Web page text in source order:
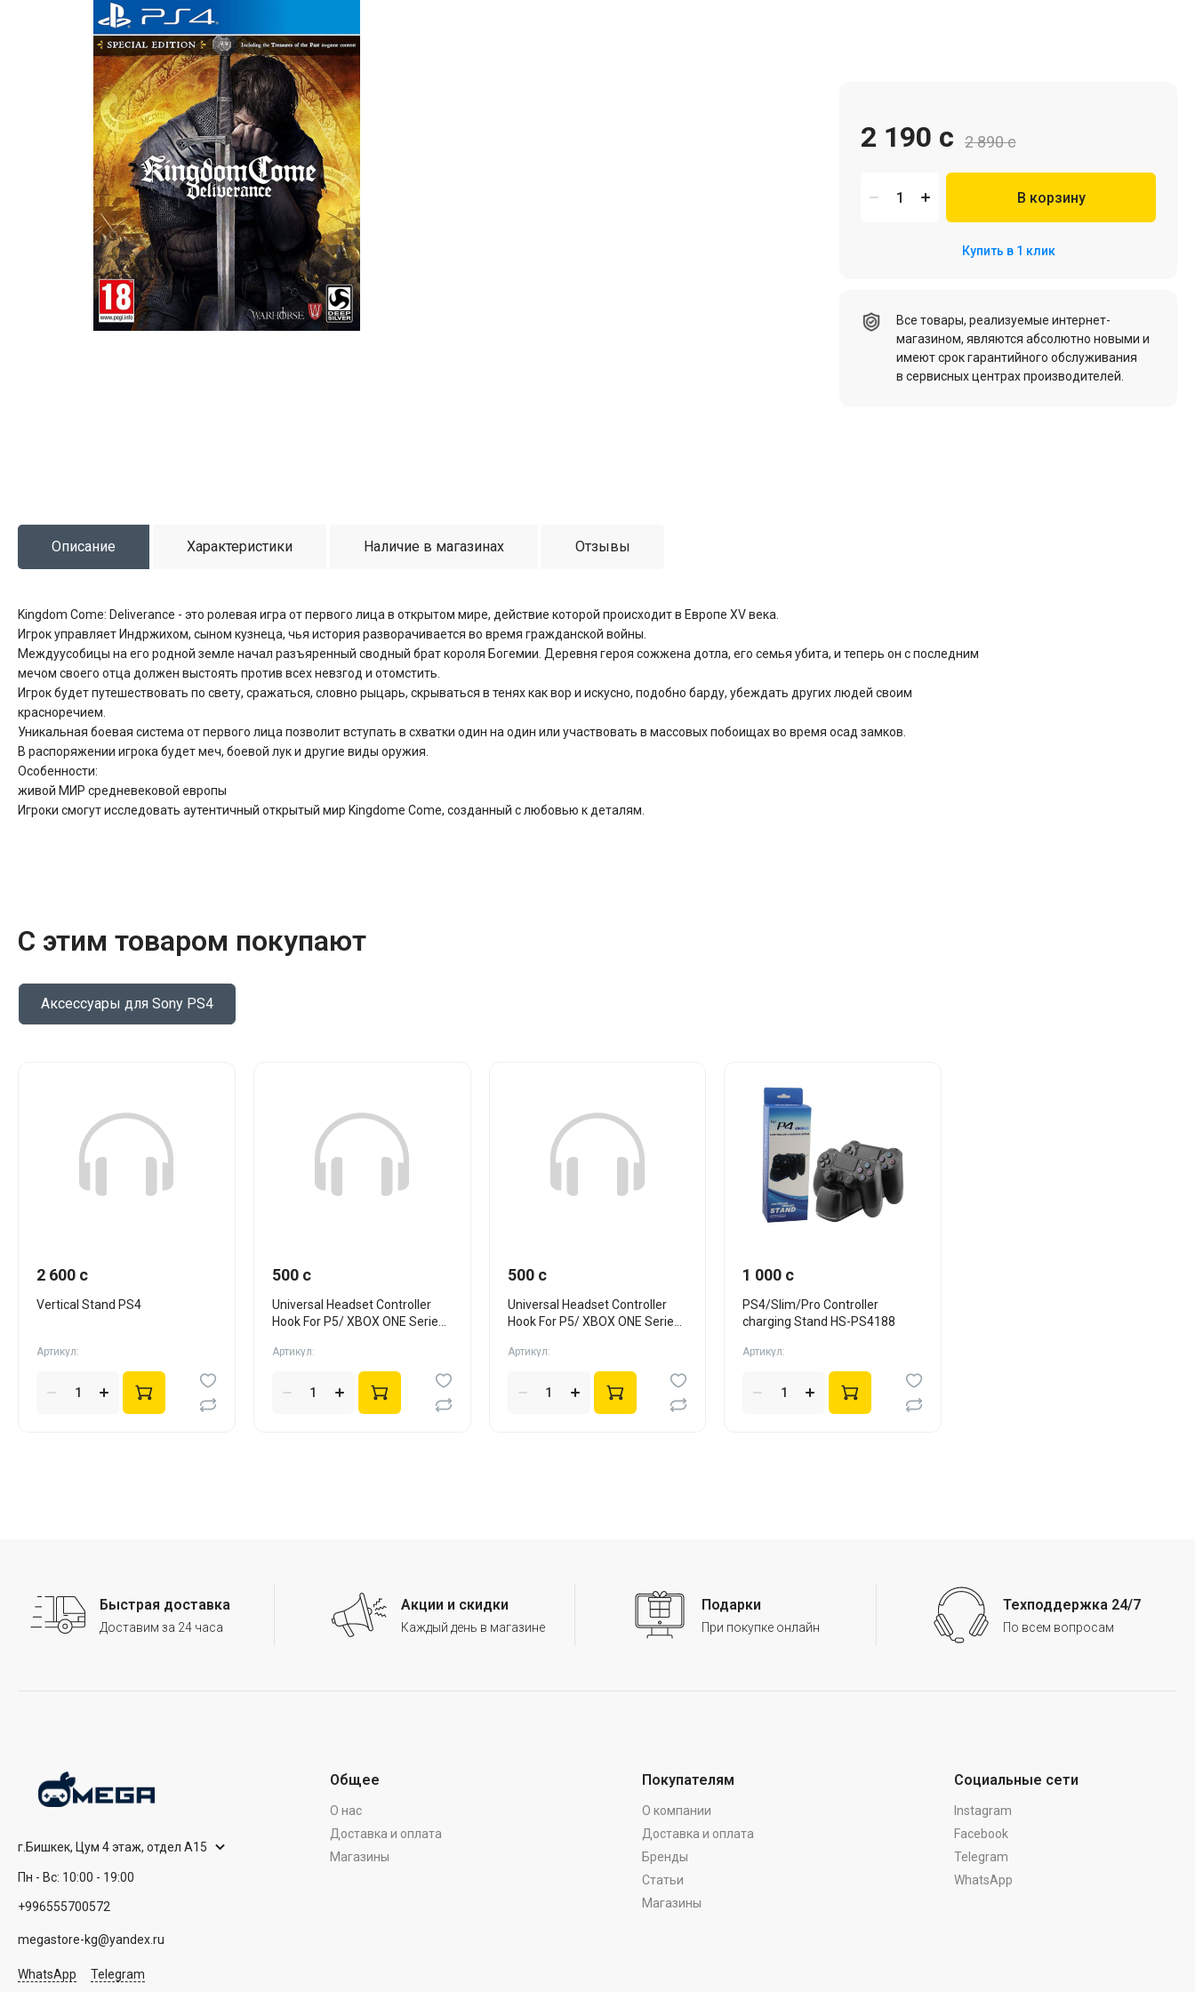
Наушники
Колонки Цифровые товары (Подписки PSN, Xbox, Steam, ПК)
Рюкзаки, сумки
2 890 c
2 190 c
В корзину
Купить в 1 клик
Все товары, реализуемые интернет-
магазином, являются абсолютно новыми и
имеют срок гарантийного обслуживания
в сервисных центрах производителей.
Описание Характеристики Наличие в магазинах Отзывы
Kingdom Come: Deliverance - это ролевая игра от первого лица в открытом мире, действие которой происходит в Европе XV века.
Игрок управляет Индржихом, сыном кузнеца, чья история разворачивается во время гражданской войны.
Междуусобицы на его родной земле начал разъяренный сводный брат короля Богемии. Деревня героя сожжена дотла, его семья убита, и теперь он с последним
мечом своего отца должен выстоять против всех невзгод и отомстить.
Игрок будет путешествовать по свету, сражаться, словно рыцарь, скрываться в тенях как вор и искусно, подобно барду, убеждать других людей своим
красноречием.
Уникальная боевая система от первого лица позволит вступать в схватки один на один или участвовать в массовых побоищах во время осад замков.
В распоряжении игрока будет меч, боевой лук и другие виды оружия.
Особенности:
живой МИР средневековой европы
Игроки смогут исследовать аутентичный открытый мир Kingdome Come, созданный с любовью к деталям.
С этим товаром покупают
Аксессуары для Sony PS4
2 600 c
Vertical Stand PS4
Артикул:
500 c
Universal Headset Controller
Hook For P5/ XBOX ONE Series
Артикул:
500 c
Universal Headset Controller
Hook For P5/ XBOX ONE Series
Артикул:
1 000 c
PS4/Slim/Pro Controller
charging Stand HS-PS4188
Артикул:
Быстрая доставка
Доставим за 24 часа
Акции и скидки
Каждый день в магазине
Подарки
При покупке онлайн
Техподдержка 24/7
По всем вопросам
г.Бишкек, Цум 4 этаж, отдел А15
Пн - Вс: 10:00 - 19:00
+996555700572
megastore-kg@yandex.ru
WhatsApp Telegram
Общее
О нас
Доставка и оплата
Магазины
Покупателям
О компании
Доставка и оплата
Бренды
Статьи
Магазины
Социальные сети
Instagram
Facebook
Telegram
WhatsApp